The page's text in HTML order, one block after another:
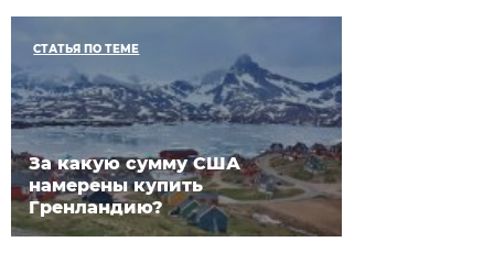
СТАТЬЯ ПО ТЕМЕ
За какую сумму США
намерены купить
Гренландию?